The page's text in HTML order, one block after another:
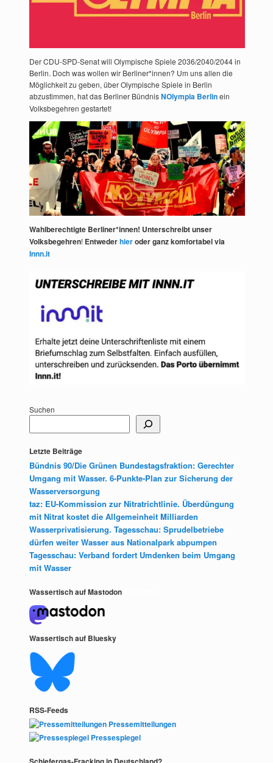
Der CDU-SPD-Senat will Olympische Spiele 2036/2040/2044 in
Berlin. Doch was wollen wir Berliner*innen? Um uns allen die
Möglichkeit zu geben, über Olympische Spiele in Berlin
abzustimmen, hat das Berliner BündnisNOlympia Berlinein
Volksbegehren gestartet!
Wahlberechtigte Berliner*innen! Unterschreibt unser
Volksbegehren! Entwederhieroder ganz komfortabel via
Innn.it
Suchen
Letzte Beiträge
Bündnis 90/Die Grünen Bundestagsfraktion: Gerechter
Umgang mit Wasser. 6-Punkte-Plan zur Sicherung der
Wasserversorgung
taz: EU-Kommission zur Nitratrichtlinie. Überdüngung
mit Nitrat kostet die Allgemeinheit Milliarden
Wasserprivatisierung. Tagesschau: Sprudelbetriebe
dürfen weiter Wasser aus Nationalpark abpumpen
Tagesschau: Verband fordert Umdenken beim Umgang
mit Wasser
Wassertisch auf Mastodon
Wassertisch auf Bluesky
RSS-Feeds
Pressemitteilungen
Pressespiegel